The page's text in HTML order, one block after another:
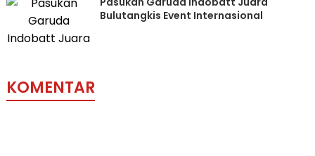
Bulutangkis Event Internasional
KOMENTAR